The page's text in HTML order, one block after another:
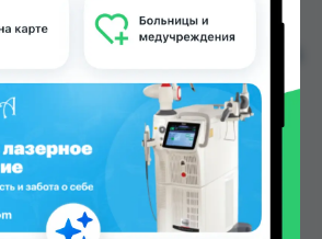
№2, Нишон №3, Самсон
городах Таджикистана